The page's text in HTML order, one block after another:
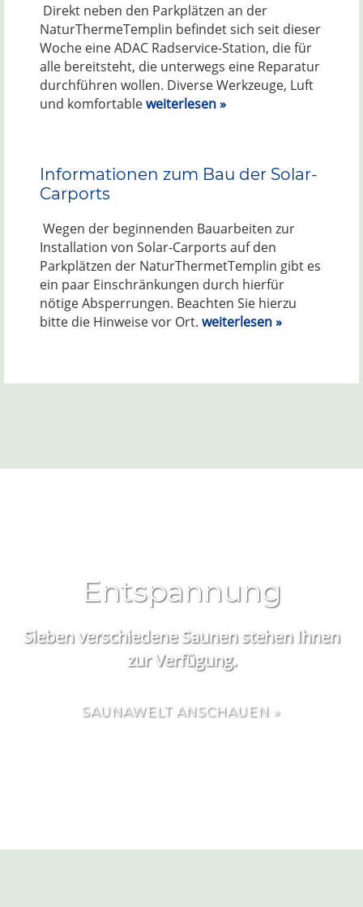
Direkt neben den Parkplätzen an der
NaturThermeTemplin befindet sich seit dieser
Woche eine ADAC Radservice-Station, die für
alle bereitsteht, die unterwegs eine Reparatur
durchführen wollen. Diverse Werkzeuge, Luft
und komfortableweiterlesen »
Informationen zum Bau der Solar-
Carports
Wegen der beginnenden Bauarbeiten zur
Installation von Solar-Carports auf den
Parkplätzen der NaturThermetTemplin gibt es
ein paar Einschränkungen durch hierfür
nötige Absperrungen. Beachten Sie hierzu
bitte die Hinweise vor Ort. weiterlesen »
Entspannung
Sieben verschiedene Saunen stehen Ihnen
zur Verfügung.
SAUNAWELT ANSCHAUEN »